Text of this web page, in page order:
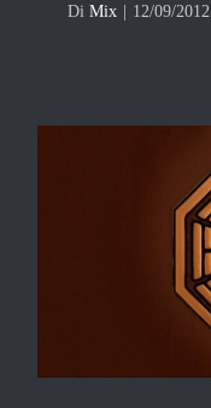
Di Mix 12/09/2012